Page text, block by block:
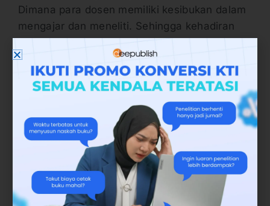
Dimana para dosen memiliki kesibukan dalam
mengajar dan meneliti. Sehingga kehadiran
mitra yang tepat sangat diperlukan untuk
mempercepat dan memperlancar proses
penerbitan.
Sambutan dari pihak Penerbit Deepublish juga
disampaikan oleh Widya Susilaningrum. Dalam
pemaparannya, Widya menjelaskan bahwa
Deepublish bukan hanya menjadi penerbit
buku pendidikan terpercaya dan bisa
diandalkan para dosen.